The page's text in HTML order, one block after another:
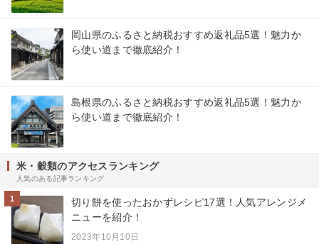
岡山県のふるさと納税おすすめ返礼品5選！魅力か
ら使い道まで徹底紹介！
島根県のふるさと納税おすすめ返礼品5選！魅力か
ら使い道まで徹底紹介！
米・穀類のアクセスランキング
人気のある記事ランキング
1
切り餅を使ったおかずレシピ17選！人気アレンジメ
ニューを紹介！
2023年10月10日